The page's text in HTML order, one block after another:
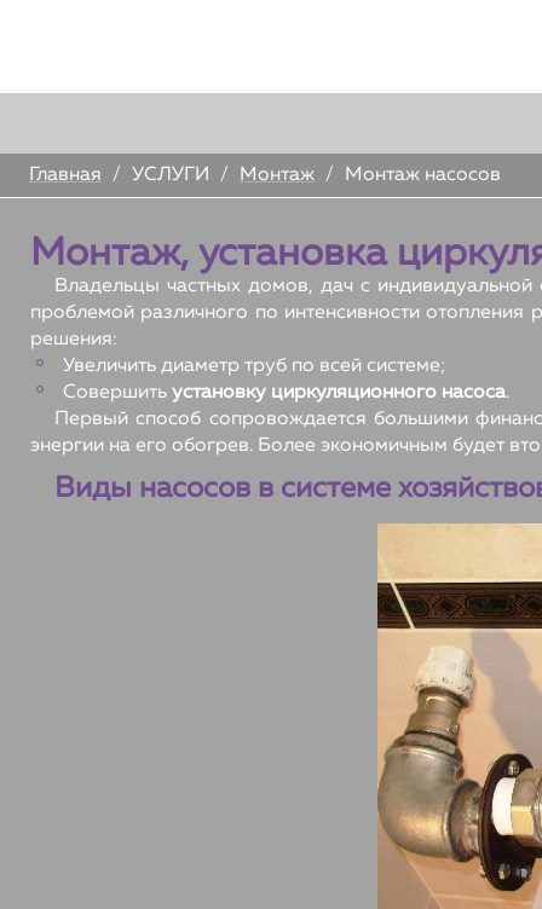
Главная / УСЛУГИ / Монтаж / Монтаж насосов
Монтаж, установка
Владельцы частных домов, дач с индивидуальной
проблемой различного по интенсивности
решения:
Увеличить диаметр труб по всей системе;
Совершить установку циркуляционного насоса.
Первый способ сопровождается большими
энергии на его обогрев. Более экономичным будет
Виды насосов в системе